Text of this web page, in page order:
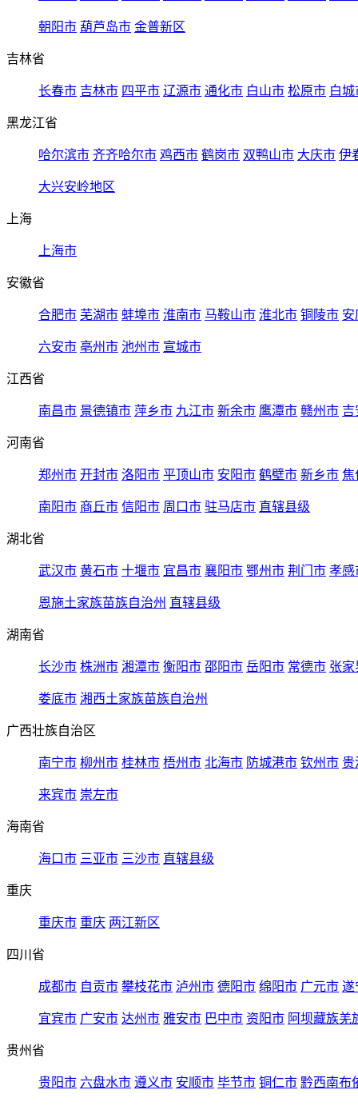
朝阳市 葫芦岛市 金普新区
吉林省
长春市 吉林市 四平市 辽源市 通化市 白山市 松原市 白城
黑龙江省
哈尔滨市 齐齐哈尔市 鸡西市 鹤岗市 双鸭山市 大庆市 伊
大兴安岭地区
上海
上海市
安徽省
合肥市 芜湖市 蚌埠市 淮南市 马鞍山市 淮北市 铜陵市 安
六安市 亳州市 池州市 宣城市
江西省
南昌市 景德镇市 萍乡市 九江市 新余市 鹰潭市 赣州市 吉
河南省
郑州市 开封市 洛阳市 平顶山市 安阳市 鹤壁市 新乡市 焦
南阳市 商丘市 信阳市 周口市 驻马店市 直辖县级
湖北省
武汉市 黄石市 十堰市 宜昌市 襄阳市 鄂州市 荆门市 孝感
恩施土家族苗族自治州 直辖县级
湖南省
长沙市 株洲市 湘潭市 衡阳市 邵阳市 岳阳市 常德市 张家
娄底市 湘西土家族苗族自治州
广西壮族自治区
南宁市 柳州市 桂林市 梧州市 北海市 防城港市 钦州市 贵
来宾市 崇左市
海南省
海口市 三亚市 三沙市 直辖县级
重庆
重庆市 重庆 两江新区
四川省
成都市 自贡市 攀枝花市 泸州市 德阳市 绵阳市 广元市 遂
宜宾市 广安市 达州市 雅安市 巴中市 资阳市 阿坝藏族羌
贵州省
贵阳市 六盘水市 遵义市 安顺市 毕节市 铜仁市 黔西南布